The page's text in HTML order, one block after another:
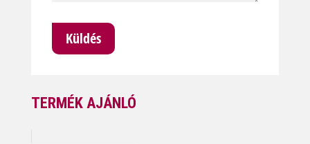
TERMÉK AJÁNLÓ